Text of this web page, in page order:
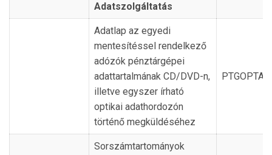
Adatszolgáltatás
Adatlap az egyedi
mentesítéssel rendelkező
adózók pénztárgépei
adattartalmának CD/DVD-n,
illetve egyszer írható
optikai adathordozón
történő megküldéséhez
PTGOPTA
Sorszámtartományok